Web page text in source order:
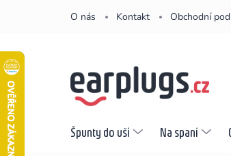
O nás Kontakt Obchodní
Špunty do uší Na spaní